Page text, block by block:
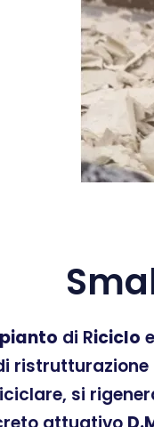
di Riciclo e
si